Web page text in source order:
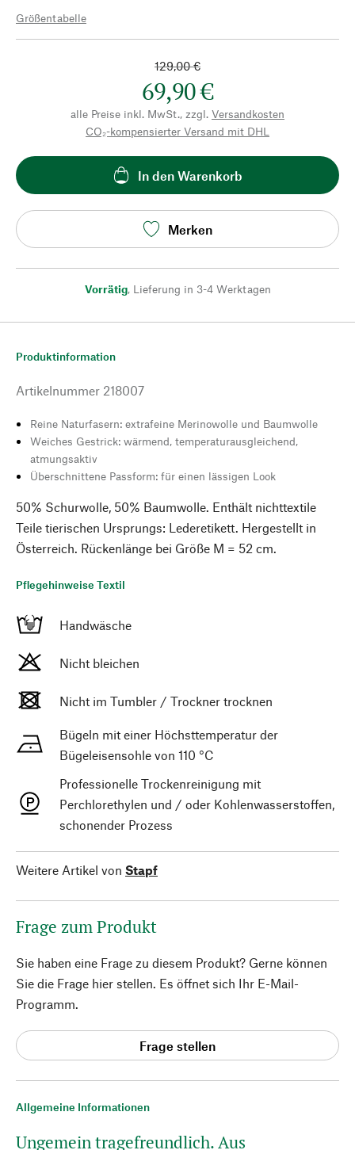
Größentabelle
129,00 €
69,90 €
alle Preise inkl. MwSt., zzgl. Versandkosten
CO₂-kompensierter Versand mit DHL
In den Warenkorb
Merken
Vorrätig, Lieferung in 3-4 Werktagen
Allgemeine Informationen
Ungemein tragefreundlich. Aus
Produktinformation
Artikelnummer 218007
Reine Naturfasern: extrafeine Merinowolle und Baumwolle
Weiches Gestrick: wärmend, temperaturausgleichend,
atmungsaktiv
Überschnittene Passform: für einen lässigen Look
50% Schurwolle, 50% Baumwolle. Enthält nichttextile
Teile tierischen Ursprungs: Lederetikett. Hergestellt in
Österreich. Rückenlänge bei Größe M = 52 cm.
Pflegehinweise Textil
Handwäsche
Nicht bleichen
Nicht im Tumbler / Trockner trocknen
Bügeln mit einer Höchsttemperatur der
Bügeleisensohle von 110 °C
Professionelle Trockenreinigung mit
Perchlorethylen und / oder Kohlenwasserstoffen,
schonender Prozess
Weitere Artikel von Stapf
Frage zum Produkt
Sie haben eine Frage zu diesem Produkt? Gerne können
Sie die Frage hier stellen. Es öffnet sich Ihr E-Mail-
Programm.
Frage stellen